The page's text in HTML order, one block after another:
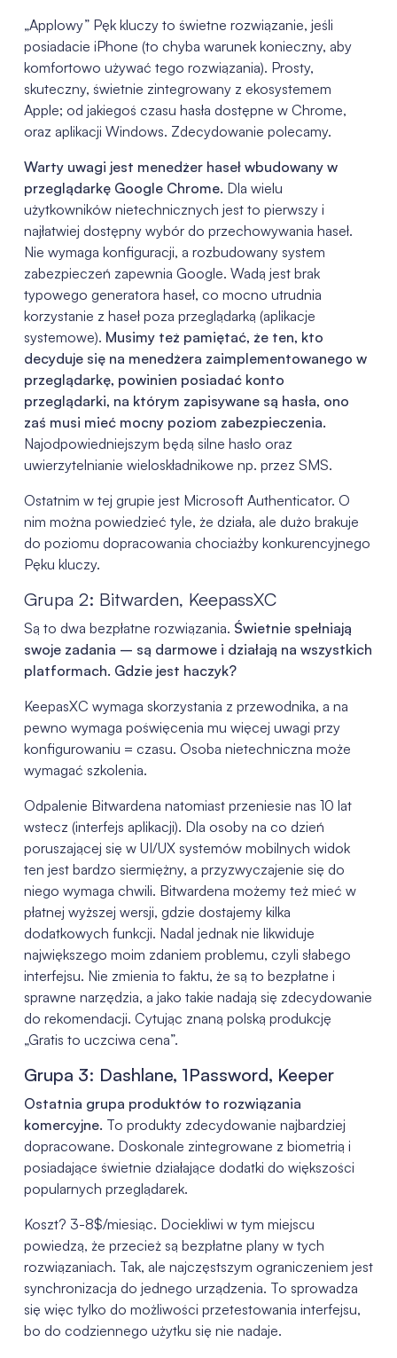
„Applowy” Pęk kluczy to świetne rozwiązanie, jeśli
posiadacie iPhone (to chyba warunek konieczny, aby
komfortowo używać tego rozwiązania). Prosty,
skuteczny, świetnie zintegrowany z ekosystemem
Apple; od jakiegoś czasu hasła dostępne w Chrome,
oraz aplikacji Windows. Zdecydowanie polecamy.
Warty uwagi jest menedżer haseł wbudowany w
przeglądarkę Google Chrome. Dla wielu
użytkowników nietechnicznych jest to pierwszy i
najłatwiej dostępny wybór do przechowywania haseł.
Nie wymaga konfiguracji, a rozbudowany system
zabezpieczeń zapewnia Google. Wadą jest brak
typowego generatora haseł, co mocno utrudnia
korzystanie z haseł poza przeglądarką (aplikacje
systemowe). Musimy też pamiętać, że ten, kto
decyduje się na menedżera zaimplementowanego w
przeglądarkę, powinien posiadać konto
przeglądarki, na którym zapisywane są hasła, ono
zaś musi mieć mocny poziom zabezpieczenia.
Najodpowiedniejszym będą silne hasło oraz
uwierzytelnianie wieloskładnikowe np. przez SMS.
Ostatnim w tej grupie jest Microsoft Authenticator. O
nim można powiedzieć tyle, że działa, ale dużo brakuje
do poziomu dopracowania chociażby konkurencyjnego
Pęku kluczy.
Grupa 2: Bitwarden, KeepassXC
Są to dwa bezpłatne rozwiązania. Świetnie spełniają
swoje zadania – są darmowe i działają na wszystkich
platformach. Gdzie jest haczyk?
KeepasXC wymaga skorzystania z przewodnika, a na
pewno wymaga poświęcenia mu więcej uwagi przy
konfigurowaniu = czasu. Osoba nietechniczna może
wymagać szkolenia.
Odpalenie Bitwardena natomiast przeniesie nas 10 lat
wstecz (interfejs aplikacji). Dla osoby na co dzień
poruszającej się w UI/UX systemów mobilnych widok
ten jest bardzo siermiężny, a przyzwyczajenie się do
niego wymaga chwili. Bitwardena możemy też mieć w
płatnej wyższej wersji, gdzie dostajemy kilka
dodatkowych funkcji. Nadal jednak nie likwiduje
największego moim zdaniem problemu, czyli słabego
interfejsu. Nie zmienia to faktu, że są to bezpłatne i
sprawne narzędzia, a jako takie nadają się zdecydowanie
do rekomendacji. Cytując znaną polską produkcję
„Gratis to uczciwa cena”.
Grupa 3: Dashlane, 1Password, Keeper
Ostatnia grupa produktów to rozwiązania
komercyjne. To produkty zdecydowanie najbardziej
dopracowane. Doskonale zintegrowane z biometrią i
posiadające świetnie działające dodatki do większości
popularnych przeglądarek.
Koszt? 3-8$/miesiąc. Dociekliwi w tym miejscu
powiedzą, że przecież są bezpłatne plany w tych
rozwiązaniach. Tak, ale najczęstszym ograniczeniem jest
synchronizacja do jednego urządzenia. To sprowadza
się więc tylko do możliwości przetestowania interfejsu,
bo do codziennego użytku się nie nadaje.